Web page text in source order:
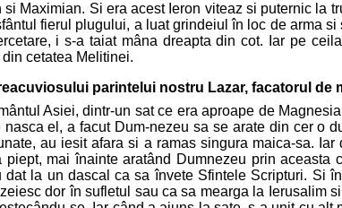
Maximian. Si era acest Ieron viteaz si puternic
fierul plugului, a luat grindeiul în loc de arma
i s-a taiat mâna dreapta din cot. Iar pe
cetatea Melitinei.
parintelui nostru Lazar, facatorul de
Asiei, dintr-un sat ce era aproape de
el, a facut Dum-nezeu sa se arate din cer o
au iesit afara si a ramas singura maica-sa.
mai înainte aratând Dumnezeu prin
la un dascal ca sa învete Sfintele Scripturi. Si
dor în sufletul sau ca sa mearga la Ierusalim